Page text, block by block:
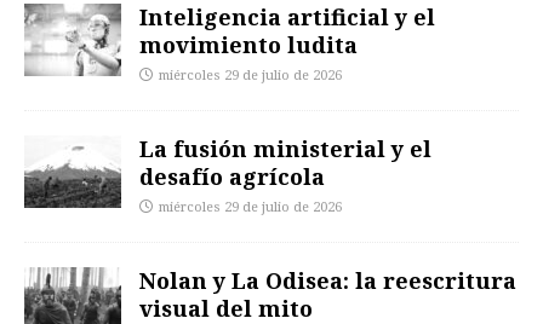
Inteligencia artificial y el
movimiento ludita
miércoles 29 de julio de 2026
La fusión ministerial y el
desafío agrícola
miércoles 29 de julio de 2026
Nolan y La Odisea: la reescritura
visual del mito